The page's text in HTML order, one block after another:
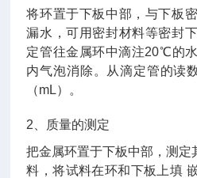
将环置于下板中部，与下板
漏水，可用密封材料等密封
定管往金属环中滴注20℃的水
内气泡消除。从滴定管的读
（mL）。
2 、质量的测定
把金属环置于下板中部，测定
料，将试料在环和下板上填